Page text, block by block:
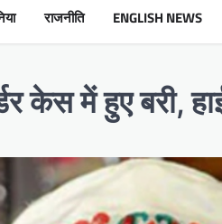
राजनीति ENGLISH NEWS
केस में हुए बरी,